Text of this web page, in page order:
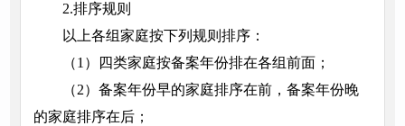
2.排序规则
以上各组家庭按下列规则排序：
（1）四类家庭按备案年份排在各组前面；
（2）备案年份早的家庭排序在前，备案年份晚
的家庭排序在后；